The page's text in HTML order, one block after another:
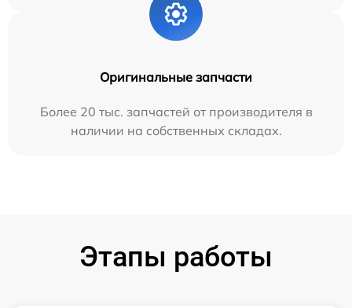
Оригинальные запчасти
Более 20 тыс. запчастей от производителя в
наличии на собственных складах.
Этапы работы